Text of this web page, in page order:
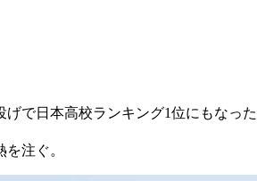
で日本高校ランキング1位にもなっ
注ぐ。